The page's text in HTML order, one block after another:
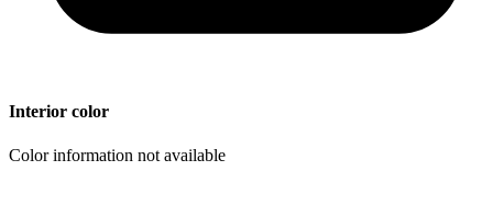
Interior color
Color information not available